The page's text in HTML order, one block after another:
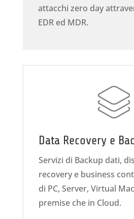
attacchi zero day
EDR ed MDR.
Data Recovery e
Servizi di Backup dati,
recovery e business
di PC, Server, Virtual
premise che in Cloud.